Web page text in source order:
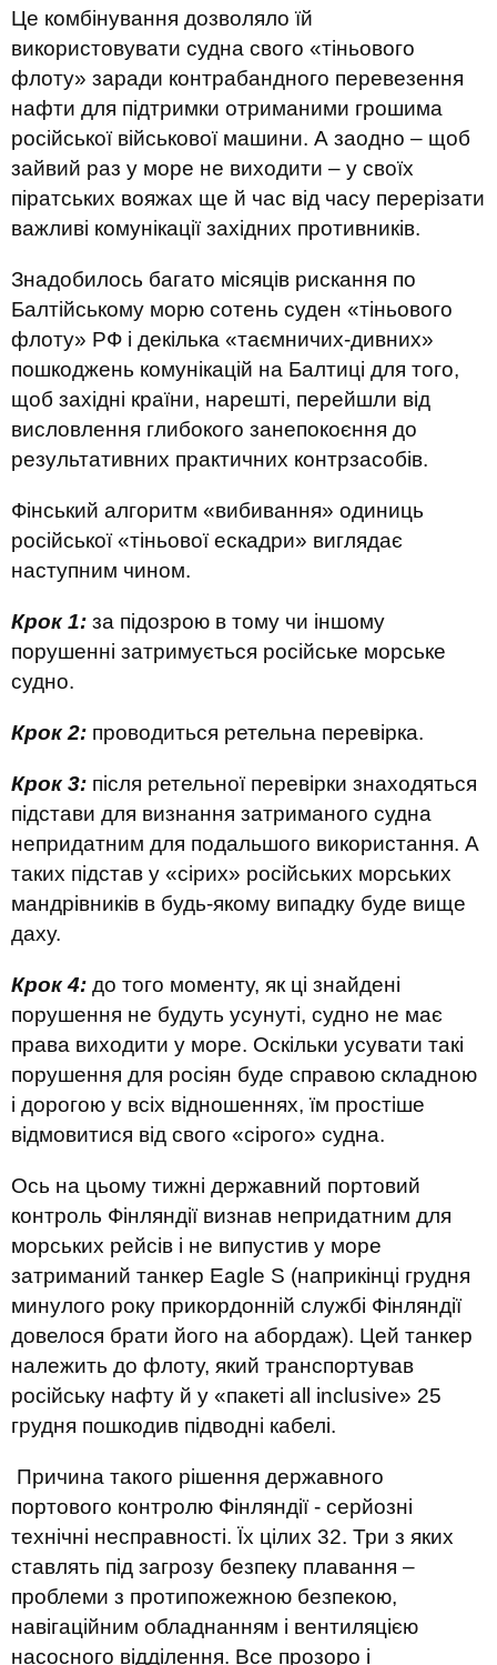
Це комбінування дозволяло їй
використовувати судна свого «тіньового
флоту» заради контрабандного перевезення
нафти для підтримки отриманими грошима
російської військової машини. А заодно – щоб
зайвий раз у море не виходити – у своїх
піратських вояжах ще й час від часу перерізати
важливі комунікації західних противників.
Знадобилось багато місяців рискання по
Балтійському морю сотень суден «тіньового
флоту» РФ і декілька «таємничих-дивних»
пошкоджень комунікацій на Балтиці для того,
щоб західні країни, нарешті, перейшли від
висловлення глибокого занепокоєння до
результативних практичних контрзасобів.
Фінський алгоритм «вибивання» одиниць
російської «тіньової ескадри» виглядає
наступним чином.
Крок 1: за підозрою в тому чи іншому
порушенні затримується російське морське
судно.
Крок 2: проводиться ретельна перевірка.
Крок 3: після ретельної перевірки знаходяться
підстави для визнання затриманого судна
непридатним для подальшого використання. А
таких підстав у «сірих» російських морських
мандрівників в будь-якому випадку буде вище
даху.
Крок 4: до того моменту, як ці знайдені
порушення не будуть усунуті, судно не має
права виходити у море. Оскільки усувати такі
порушення для росіян буде справою складною
і дорогою у всіх відношеннях, їм простіше
відмовитися від свого «сірого» судна.
Ось на цьому тижні державний портовий
контроль Фінляндії визнав непридатним для
морських рейсів і не випустив у море
затриманий танкер Eagle S (наприкінці грудня
минулого року прикордонній службі Фінляндії
довелося брати його на абордаж). Цей танкер
належить до флоту, який транспортував
російську нафту й у «пакеті all inclusive» 25
грудня пошкодив підводні кабелі.
Причина такого рішення державного
портового контролю Фінляндії - серйозні
технічні несправності. Їх цілих 32. Три з яких
ставлять під загрозу безпеку плавання –
проблеми з протипожежною безпекою,
навігаційним обладнанням і вентиляцією
насосного відділення. Все прозоро і